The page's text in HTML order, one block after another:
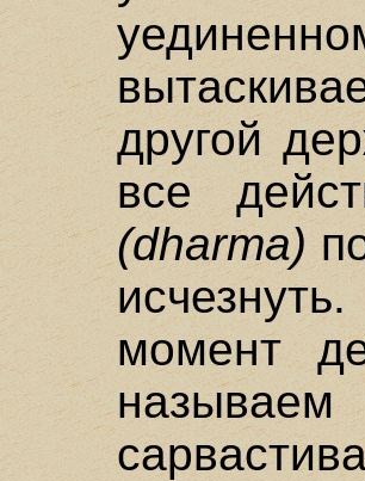
другой
все
(dharma)
момент